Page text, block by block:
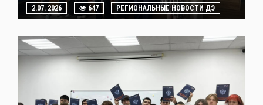
2.07. 2026 647 РЕГИОНАЛЬНЫЕ НОВОСТИ ДЭ